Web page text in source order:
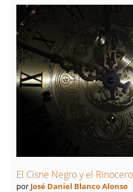
El Cisne Negro y el
por José Daniel Blanco Alonso